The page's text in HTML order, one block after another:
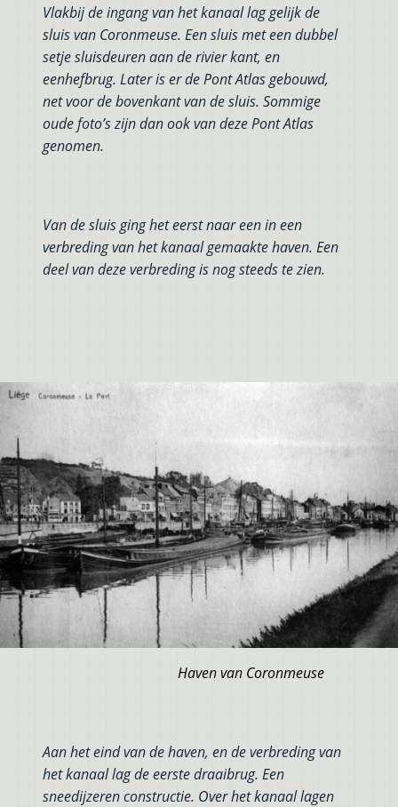
Vlakbij de ingang van het kanaal lag gelijk de
sluis van Coronmeuse. Een sluis met een dubbel
setje sluisdeuren aan de rivier kant, en
eenhefbrug. Later is er de Pont Atlas gebouwd,
net voor de bovenkant van de sluis. Sommige
oude foto’s zijn dan ook van deze Pont Atlas
genomen.
Van de sluis ging het eerst naar een in een
verbreding van het kanaal gemaakte haven. Een
deel van deze verbreding is nog steeds te zien.
Haven van Coronmeuse
Aan het eind van de haven, en de verbreding van
het kanaal lag de eerste draaibrug. Een
sneedijzeren constructie. Over het kanaal lagen